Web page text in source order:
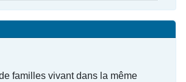
familles vivant dans la même